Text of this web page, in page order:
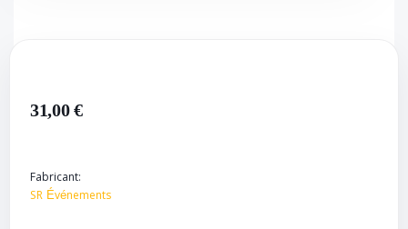
31,00 €
Fabricant:
SR Événements